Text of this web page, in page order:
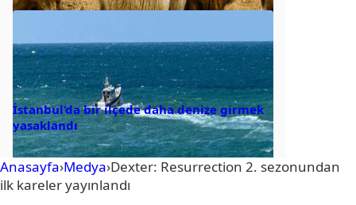
İstanbul’da bir ilçede daha denize girmek
yasaklandı
Anasayfa›Medya›Dexter: Resurrection 2. sezonundan
ilk kareler yayınlandı